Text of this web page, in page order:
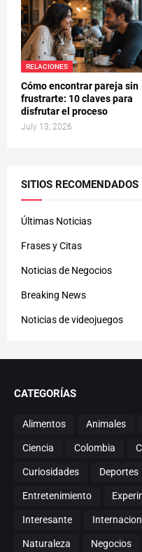
RELACIONES
Cómo encontrar pareja sin
frustrarte: 10 claves para
disfrutar el proceso
July 13, 2026
SITIOS RECOMENDADOS
Últimas Noticias
Frases y Citas
Noticias de Negocios
Breaking News
Noticias de videojuegos
CATEGORÍAS
Alimentos Animales
Ciencia Colombia
Curiosidades Deportes
Entretenimiento
Interesante
Naturaleza Negocios